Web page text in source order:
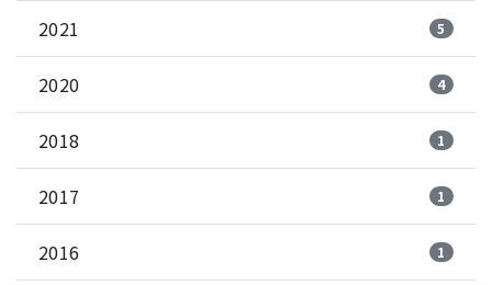
2021 5
2020 4
2018 1
2017 1
2016 1